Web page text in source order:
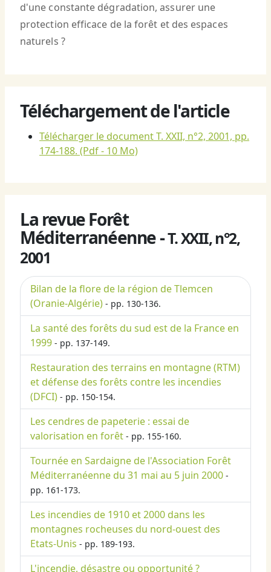
d'une constante dégradation, assurer une
protection efficace de la forêt et des espaces
naturels ?
Téléchargement de l'article
Télécharger le document T. XXII, n°2, 2001, pp.
174-188. (Pdf - 10 Mo)
La revue Forêt
Méditerranéenne -T. XXII, n°2,
2001
Bilan de la flore de la région de Tlemcen
(Oranie-Algérie) - pp. 130-136.
La santé des forêts du sud est de la France en
1999 - pp. 137-149.
Restauration des terrains en montagne (RTM)
et défense des forêts contre les incendies
(DFCI) - pp. 150-154.
Les cendres de papeterie : essai de
valorisation en forêt - pp. 155-160.
Tournée en Sardaigne de l'Association Forêt
Méditerranéenne du 31 mai au 5 juin 2000 -
pp. 161-173.
Les incendies de 1910 et 2000 dans les
montagnes rocheuses du nord-ouest des
Etats-Unis - pp. 189-193.
L'incendie, désastre ou opportunité ?